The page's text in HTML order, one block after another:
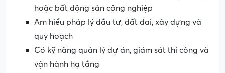
hoặc bất động sản công nghiệp
Am hiểu pháp lý đầu tư, đất đai, xây dựng và
quy hoạch
Có kỹ năng quản lý dự án, giám sát thi công và
vận hành hạ tầng